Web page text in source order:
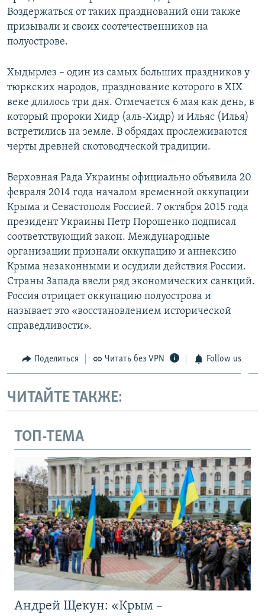
Воздержаться от таких празднований они также
призывали и своих соотечественников на
полуострове.
Хыдырлез – один из самых больших праздников у
тюркских народов, празднование которого в XIX
веке длилось три дня. Отмечается 6 мая как день, в
который пророки Хидр (аль-Хидр) и Ильяс (Илья)
встретились на земле. В обрядах прослеживаются
черты древней скотоводческой традиции.
Верховная Рада Украины официально объявила 20
февраля 2014 года началом временной оккупации
Крыма и Севастополя Россией. 7 октября 2015 года
президент Украины Петр Порошенко подписал
соответствующий закон. Международные
организации признали оккупацию и аннексию
Крыма незаконными и осудили действия России.
Страны Запада ввели ряд экономических санкций.
Россия отрицает оккупацию полуострова и
называет это «восстановлением исторической
справедливости».
Поделиться Читать без VPN Follow us
ЧИТАЙТЕ ТАКЖЕ:
ТОП-ТЕМА
Андрей Щекун: «Крым –